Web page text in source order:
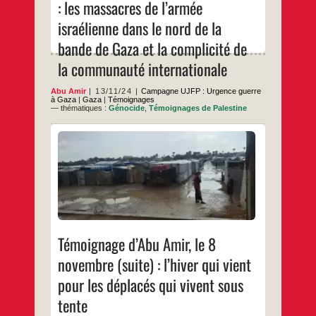
: les massacres de l’armée
israélienne dans le nord de la
bande de Gaza et la complicité de
la communauté internationale
massacres
de
l’armée
israélienne
dans
le
nord
de
la
bande
de
Gaza
et
la
de
la
communauté
internationale
Abu Amir 13/11/24
Campagne UJFP : Urgence guerre
à Gaza |Gaza |Témoignages
— thématiques :Génocide ,Témoignages de Palestine
Témoignage d’Abu Amir, le 8
novembre (suite) : l’hiver qui vient
pour les déplacés qui vivent sous
tente
La souffrance des personnes déplacées à
Gaza : un hiver rigoureux accroît la violence
des déplacements forcés et du siège
Parallèlement aux conditions difficiles que
connaissent les habitants de la bande de
Gaza en raison de l’agression israélienne en
cours, le froid glacial s’immisce pour
accroître leurs souffrances. Des centaines
…
Témoignage
d’Abu
Amir,
8
novembre
(suite) :
l’hiver